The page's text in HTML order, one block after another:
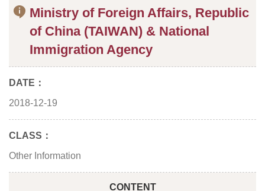
Ministry of Foreign Affairs, Republic
of China (TAIWAN) & National
Immigration Agency
DATE：
2018-12-19
CLASS：
Other Information
CONTENT